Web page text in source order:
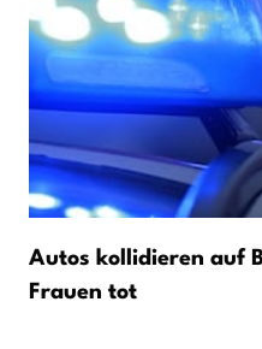
Autos kollidieren auf
Frauen tot